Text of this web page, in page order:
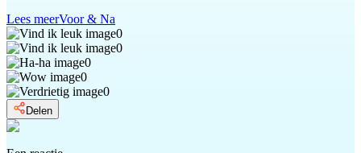
Lees meerVoor & Na
0
0
0
0
0
Delen